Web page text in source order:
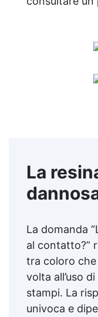
La
La domanda
al contatto?”
tra coloro che
volta all’uso
stampi. La
univoca e